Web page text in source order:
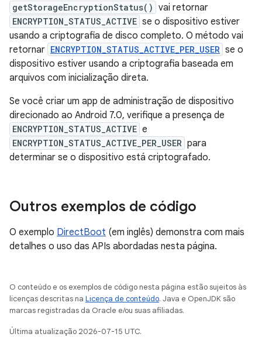
getStorageEncryptionStatus() vai retornar
ENCRYPTION_STATUS_ACTIVE se o dispositivo estiver
usando a criptografia de disco completo. O método vai
retornar ENCRYPTION_STATUS_ACTIVE_PER_USER se o
dispositivo estiver usando a criptografia baseada em
arquivos com inicialização direta.
Se você criar um app de administração de dispositivo
direcionado ao Android 7.0, verifique a presença de
ENCRYPTION_STATUS_ACTIVE e
ENCRYPTION_STATUS_ACTIVE_PER_USER para
determinar se o dispositivo está criptografado.
Outros exemplos de código
O exemplo DirectBoot (em inglês) demonstra com mais
detalhes o uso das APIs abordadas nesta página.
O conteúdo e os exemplos de código nesta página estão sujeitos às
licenças descritas na Licença de conteúdo. Java e OpenJDK são
marcas registradas da Oracle e/ou suas afiliadas.
Última atualização 2026-07-15 UTC.